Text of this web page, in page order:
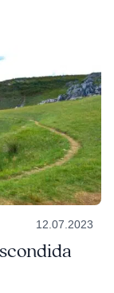
12.07.2023